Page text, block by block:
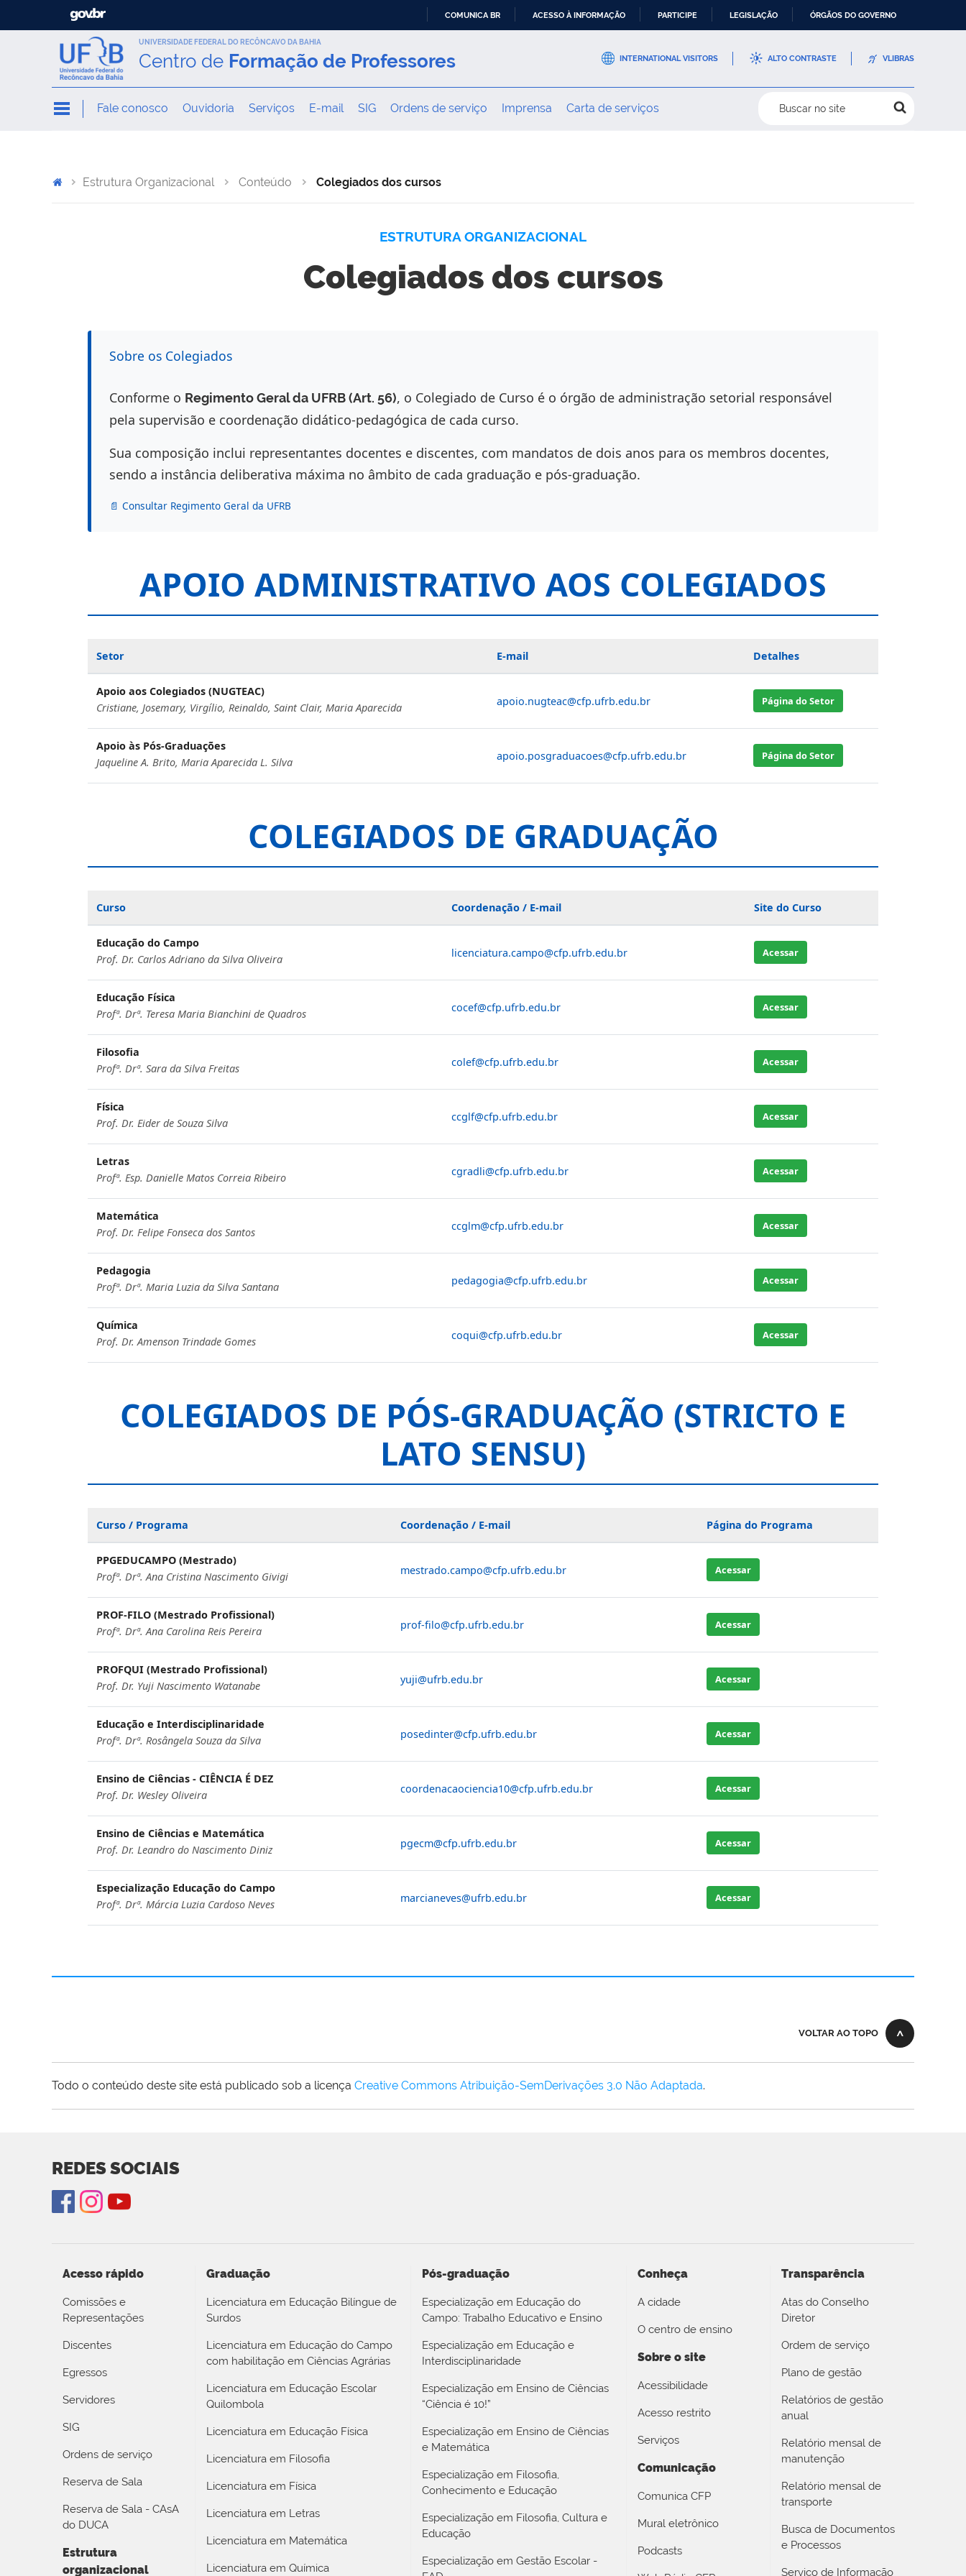
CONTEÚDO
COMUNICA BR ACESSO À INFORMAÇÃO PARTICIPE LEGISLAÇÃO ÓRGÃOS DO GOVERNO
UNIVERSIDADE FEDERAL DO RECÔNCAVO DA BAHIA
Centro de Formação de Professores INTERNATIONAL VISITORS ALTO CONTRASTE VLIBRAS
Fale conosco Ouvidoria Serviços E-mail SIG Ordens de serviço Imprensa Carta de serviços Buscar no site
Estrutura Organizacional Conteúdo Colegiados dos cursos
ESTRUTURA ORGANIZACIONAL
Colegiados dos cursos
Sobre os Colegiados
Conforme o Regimento Geral da UFRB (Art. 56), o Colegiado de Curso é o órgão de administração setorial responsável
pela supervisão e coordenação didático-pedagógica de cada curso.
Sua composição inclui representantes docentes e discentes, com mandatos de dois anos para os membros docentes,
sendo a instância deliberativa máxima no âmbito de cada graduação e pós-graduação.
📄 Consultar Regimento Geral da UFRB
APOIO ADMINISTRATIVO AOS COLEGIADOS
Setor E-mail Detalhes
Apoio aos Colegiados (NUGTEAC)
Cristiane, Josemary, Virgílio, Reinaldo, Saint Clair, Maria Aparecida
apoio.nugteac@cfp.ufrb.edu.br Página do Setor
Apoio às Pós-Graduações
Jaqueline A. Brito, Maria Aparecida L. Silva
apoio.posgraduacoes@cfp.ufrb.edu.br Página do Setor
COLEGIADOS DE GRADUAÇÃO
Curso Coordenação / E-mail Site do Curso
Educação do Campo
Prof. Dr. Carlos Adriano da Silva Oliveira
licenciatura.campo@cfp.ufrb.edu.br Acessar
Educação Física
Profª. Drª. Teresa Maria Bianchini de Quadros
cocef@cfp.ufrb.edu.br Acessar
Filosofia
Profª. Drª. Sara da Silva Freitas
colef@cfp.ufrb.edu.br Acessar
Física
Prof. Dr. Eider de Souza Silva
ccglf@cfp.ufrb.edu.br Acessar
Letras
Profª. Esp. Danielle Matos Correia Ribeiro
cgradli@cfp.ufrb.edu.br Acessar
Matemática
Prof. Dr. Felipe Fonseca dos Santos
ccglm@cfp.ufrb.edu.br Acessar
Pedagogia
Profª. Drª. Maria Luzia da Silva Santana
pedagogia@cfp.ufrb.edu.br Acessar
Química
Prof. Dr. Amenson Trindade Gomes
coqui@cfp.ufrb.edu.br Acessar
COLEGIADOS DE PÓS-GRADUAÇÃO (STRICTO E
LATO SENSU)
Curso / Programa Coordenação / E-mail Página do Programa
PPGEDUCAMPO (Mestrado)
Profª. Drª. Ana Cristina Nascimento Givigi
mestrado.campo@cfp.ufrb.edu.br Acessar
PROF-FILO (Mestrado Profissional)
Profª. Drª. Ana Carolina Reis Pereira
prof-filo@cfp.ufrb.edu.br Acessar
PROFQUI (Mestrado Profissional)
Prof. Dr. Yuji Nascimento Watanabe
yuji@ufrb.edu.br Acessar
Educação e Interdisciplinaridade
Profª. Drª. Rosângela Souza da Silva
posedinter@cfp.ufrb.edu.br Acessar
Ensino de Ciências - CIÊNCIA É DEZ
Prof. Dr. Wesley Oliveira
coordenacaociencia10@cfp.ufrb.edu.br Acessar
Ensino de Ciências e Matemática
Prof. Dr. Leandro do Nascimento Diniz
pgecm@cfp.ufrb.edu.br Acessar
Especialização Educação do Campo
Profª. Drª. Márcia Luzia Cardoso Neves
marcianeves@ufrb.edu.br Acessar
VOLTAR AO TOPO
Todo o conteúdo deste site está publicado sob a licença Creative Commons Atribuição-SemDerivações 3.0 Não Adaptada.
REDES SOCIAIS
Acesso rápido
Comissões e
Representações
Discentes
Egressos
Servidores
SIG
Ordens de serviço
Reserva de Sala
Reserva de Sala - CAsA
do DUCA
Estrutura
organizacional
Graduação
Licenciatura em Educação Bilíngue de
Surdos
Licenciatura em Educação do Campo
com habilitação em Ciências Agrárias
Licenciatura em Educação Escolar
Quilombola
Licenciatura em Educação Física
Licenciatura em Filosofia
Licenciatura em Física
Licenciatura em Letras
Licenciatura em Matemática
Licenciatura em Química
Pós-graduação
Especialização em Educação do
Campo: Trabalho Educativo e Ensino
Especialização em Educação e
Interdisciplinaridade
Especialização em Ensino de Ciências
“Ciência é 10!”
Especialização em Ensino de Ciências
e Matemática
Especialização em Filosofia,
Conhecimento e Educação
Especialização em Filosofia, Cultura e
Educação
Especialização em Gestão Escolar -
Conheça
A cidade
O centro de ensino
Sobre o site
Acessibilidade
Acesso restrito
Serviços
Comunicação
Comunica CFP
Mural eletrônico
Podcasts
Transparência
Atas do Conselho
Diretor
Ordem de serviço
Plano de gestão
Relatórios de gestão
anual
Relatório mensal de
manutenção
Relatório mensal de
transporte
Busca de Documentos
e Processos
Serviço de Informação